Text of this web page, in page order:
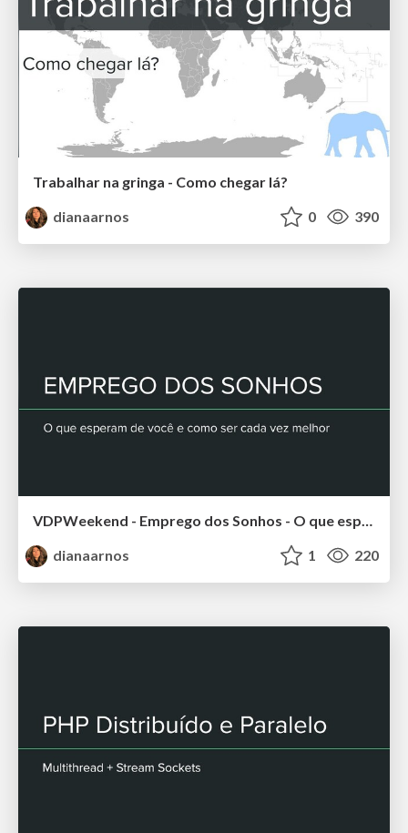
Trabalhar na gringa - Como chegar lá?
dianaarnos
0 390
VDPWeekend - Emprego dos Sonhos - O que esperam de você e como ser cada vez melhor
dianaarnos
1 220